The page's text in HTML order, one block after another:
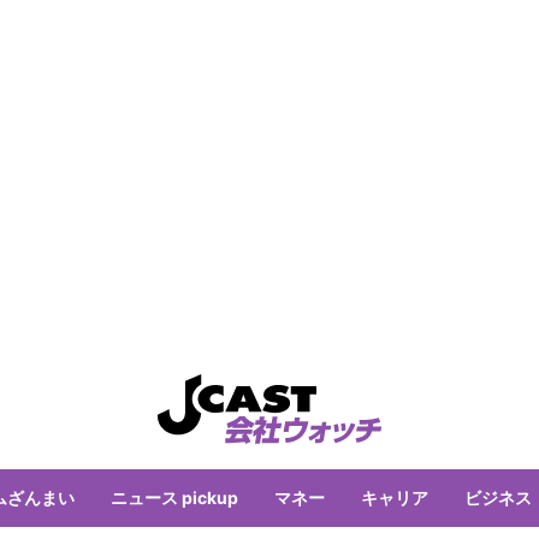
ざんまい ニュース pickup マネー キャリア ビジネス